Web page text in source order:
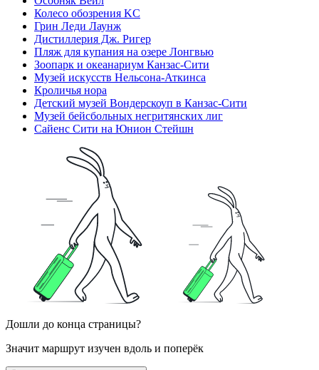
Колесо обозрения KC
Грин Леди Лаунж
Дистиллерия Дж. Ригер
Пляж для купания на озере Лонгвью
Зоопарк и океанариум Канзас-Сити
Музей искусств Нельсона-Аткинса
Кроличья нора
Детский музей Вондерскоуп в Канзас-Сити
Музей бейсбольных негритянских лиг
Сайенс Сити на Юнион Стейшн
Дошли до конца страницы?
Значит маршрут изучен вдоль и поперёк